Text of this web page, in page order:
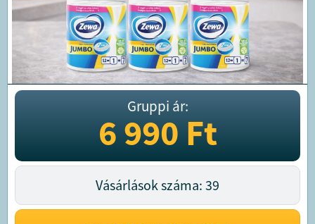
Gruppi ár:
6 990Ft
Vásárlások száma: 39